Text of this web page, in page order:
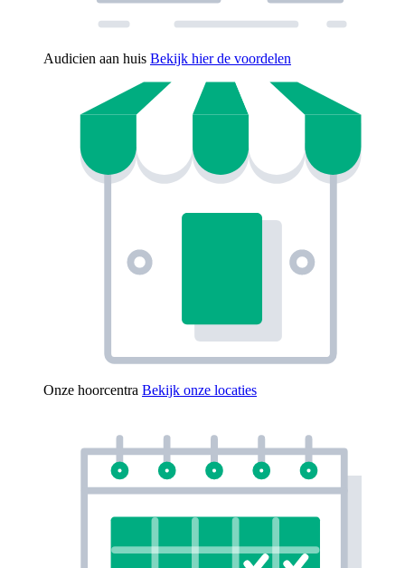
Audicien aan huis Bekijk hier de voordelen
Onze hoorcentra Bekijk onze locaties